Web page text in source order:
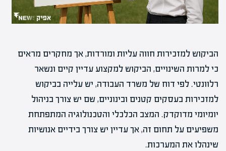
הביקוש למזכירות חווה עליות ומורדות, אך מחקרים מראים
כי למרות השינויים, הביקוש למקצוע עדיין קיים ונשאר
רלוונטי. לפי דוח של משרד העבודה, יש עלייה בביקוש
למזכירות בעסקים קטנים ובינוניים, שם יש צורך בניהול
יומיומי מדוקדק. המצב הכלכלי והטכנולוגיה המתפתחת
משפיעים על תחום זה, אך עדיין יש צורך בידיים אנושיות
שינהלו את המערכות.